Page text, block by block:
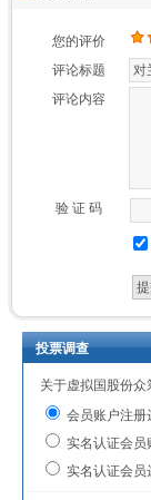
您的评价
评论标题
评论内容
验 证 码
投票调查
关于虚拟国股份
会员账户注
实名认证会员
实名认证会